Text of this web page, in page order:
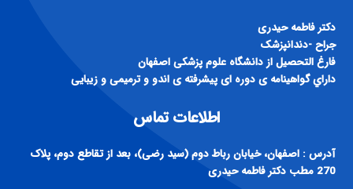
دكتر فاطمه حيدری
جراح -دندانپزشک
فارغ التحصيل از دانشگاه علوم پزشكی اصفهان
داراي گواهينامه ی دوره ای پيشرفته ی اندو و ترميمی و زيبايی
اطلاعات تماس
آدرس : اصفهان، خیابان رباط دوم (سید رضی)، بعد از تقاطع دوم، پلاک
270 مطب دکتر فاطمه حیدری